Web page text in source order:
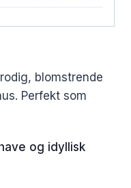
og idyllisk